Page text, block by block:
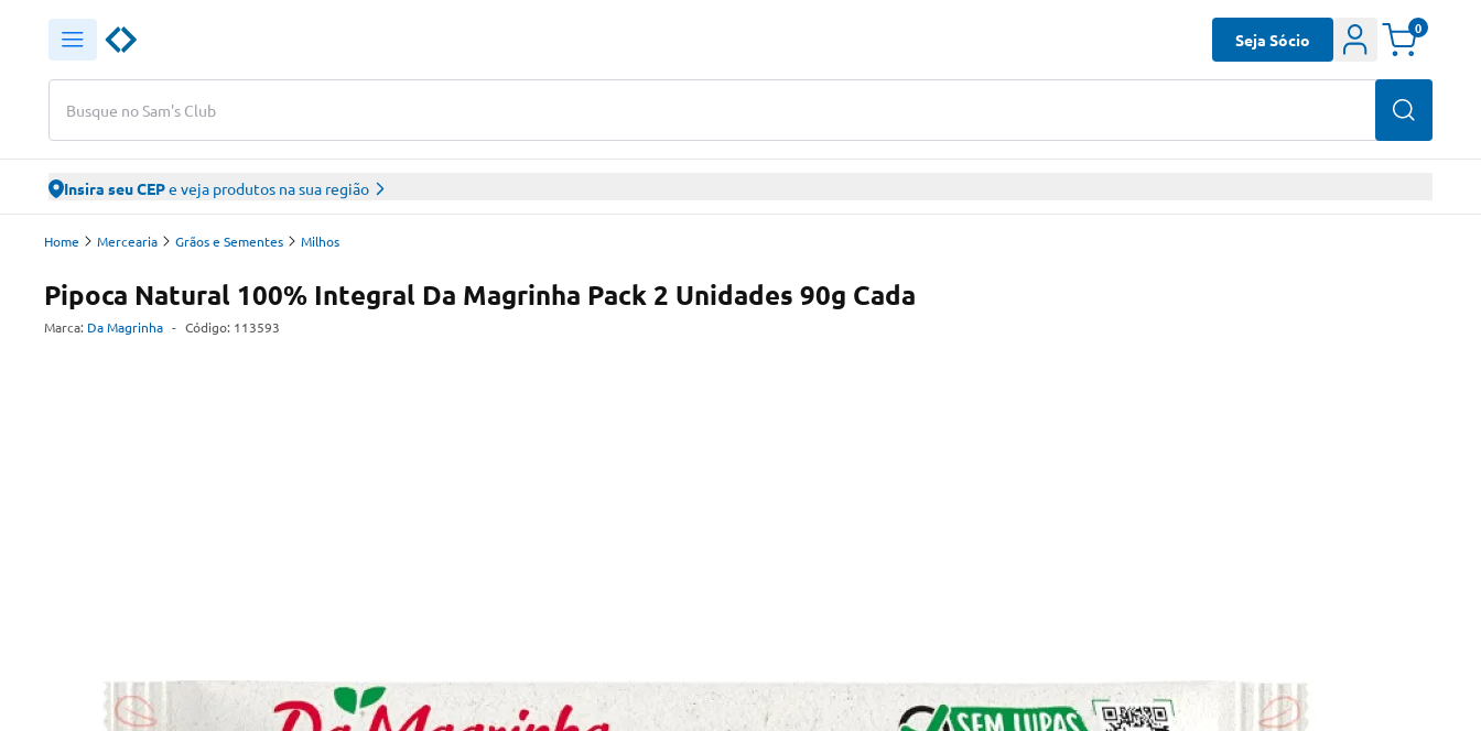
Busque no Sam's Club
Seja Sócio
0
Insira seu CEPe veja produtos na sua região
Home Mercearia Grãos e Sementes Milhos
Pipoca Natural 100% Integral Da Magrinha Pack 2 Unidades 90g Cada
Marca: Da Magrinha - Código: 113593